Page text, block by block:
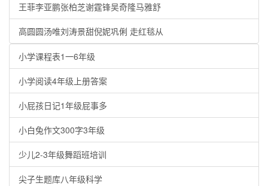
王菲李亚鹏张柏芝谢霆锋吴奇隆马雅舒
高圆圆汤唯刘涛景甜倪妮巩俐 走红毯从
小学课程表1一6年级
小学阅读4年级上册答案
小屁孩日记1年级屁事多
小白兔作文300字3年级
少儿2-3年级舞蹈班培训
尖子生题库八年级科学